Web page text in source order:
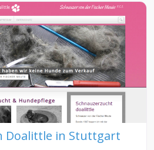
Doalittle in Stuttgart